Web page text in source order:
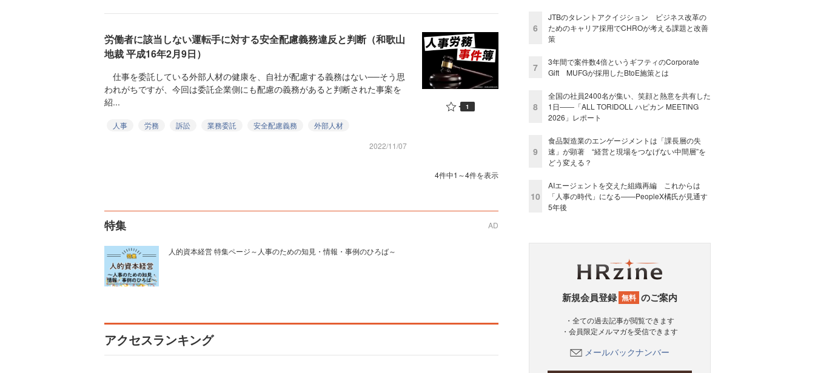
労働者に該当しない運転手に対する安全配慮義務違反と判断（和歌山
地裁 平成16年2月9日）
仕事を委託している外部人材の健康を、自社が配慮する義務はない──そう思
われがちですが、今回は委託企業側にも配慮の義務があると判断された事案を
紹...
人事 労務 訴訟 業務委託 安全配慮義務
外部人材
2022/11/07
1
4件中1～4件を表示
特集 AD
人的資本経営 特集ページ～人事のための知見・情報・事例のひろば～
アクセスランキング
6
JTBのタレントアクイジション ビジネス改革の
ためのキャリア採用でCHROが考える課題と改善
策
7
3年間で案件数4倍というギフティのCorporate
Gift MUFGが採用したBtoE施策とは
8
全国の社員2400名が集い、笑顔と熱意を共有した
1日――「ALL TORIDOLL ハピカン MEETING
2026」レポート
9
食品製造業のエンゲージメントは「課長層の失
速」が顕著 “経営と現場をつなげない中間層”を
どう変える？
10
AIエージェントを交えた組織再編 これからは
「人事の時代」になる——PeopleX橘氏が見通す
5年後
新規会員登録 無料 のご案内
・全ての過去記事が閲覧できます
・会員限定メルマガを受信できます
メールバックナンバー